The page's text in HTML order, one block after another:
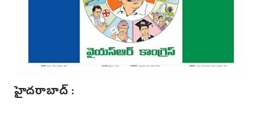
హైదరాబాద్ :